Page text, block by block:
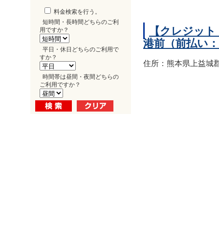
料金検索を行う。
短時間・長時間どちらのご利
用ですか？
平日・休日どちらのご利用で
すか？
時間帯は昼間・夜間どちらの
ご利用ですか？
【クレジッ
港前（前払い
住所：熊本県上益城